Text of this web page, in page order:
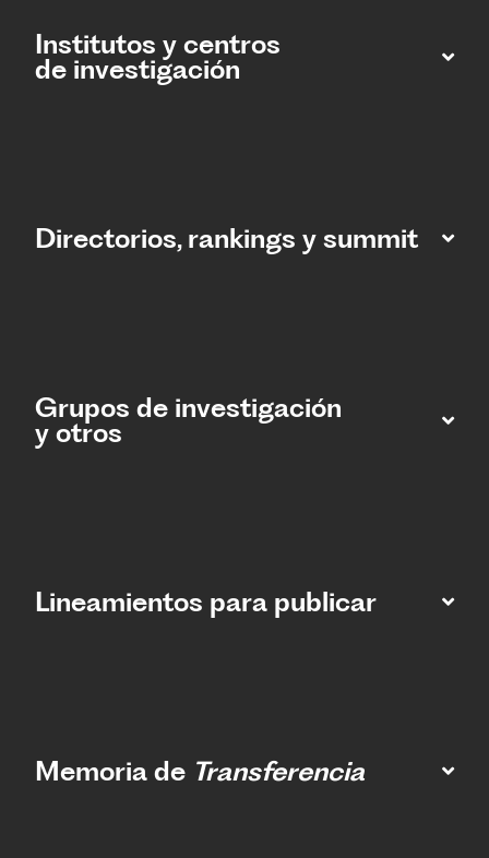
Institutos y centros
de investigación
Directorios, rankings y summit
Grupos de investigación
y otros
Lineamientos para publicar
Memoria de Transferencia